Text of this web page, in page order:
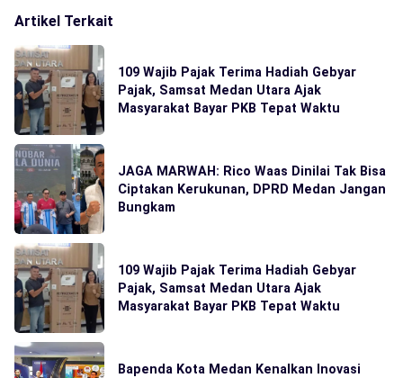
Artikel Terkait
109 Wajib Pajak Terima Hadiah Gebyar
Pajak, Samsat Medan Utara Ajak
Masyarakat Bayar PKB Tepat Waktu
JAGA MARWAH: Rico Waas Dinilai Tak Bisa
Ciptakan Kerukunan, DPRD Medan Jangan
Bungkam
109 Wajib Pajak Terima Hadiah Gebyar
Pajak, Samsat Medan Utara Ajak
Masyarakat Bayar PKB Tepat Waktu
Bapenda Kota Medan Kenalkan Inovasi